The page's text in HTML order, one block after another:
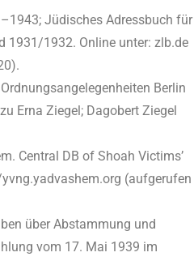
Jüdisches Adressbuch für
1931/1932. Online unter: zlb.de
Berlin
Erna Ziegel; Dagobert Ziegel
Central DB of Shoah Victims’
(aufgerufen
über Abstammung und
vom 17. Mai 1939 im